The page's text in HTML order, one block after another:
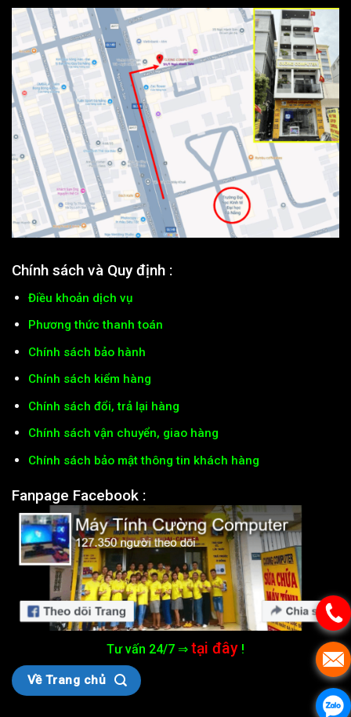
Chính sách và Quy định :
Điều khoản dịch vụ
Phương thức thanh toán
Chính sách bảo hành
Chính sách kiểm hàng
Chính sách đổi, trả lại hàng
Chính sách vận chuyển, giao hàng
Chính sách bảo mật thông tin khách hàng
Fanpage Facebook :
Tư vấn 24/7 ⇒ tại đây !
Về Trang chủ